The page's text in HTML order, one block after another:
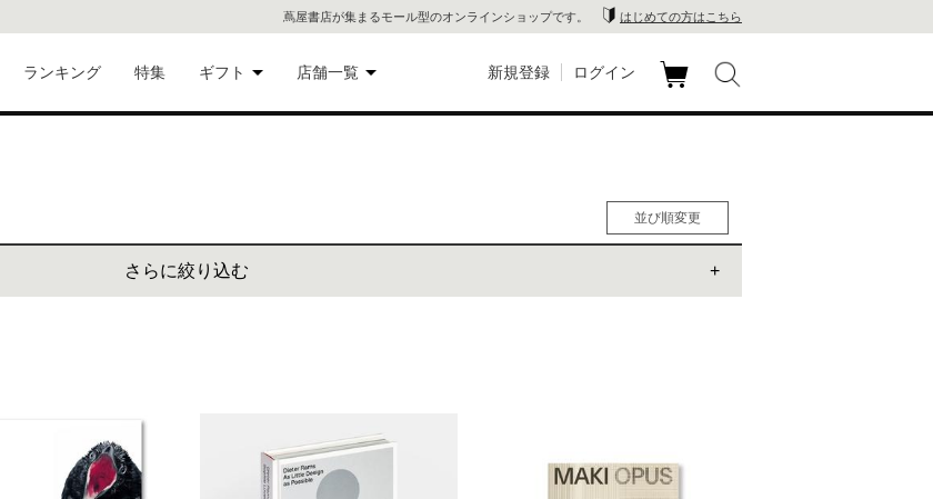
蔦屋書店が集まるモール型のオンラインショップです。 はじめての方はこちら
ランキング 特集 ギフト 店舗一覧 新規登録 ログイン
さらに絞り込む
並び順変更
人気順
女性人気順